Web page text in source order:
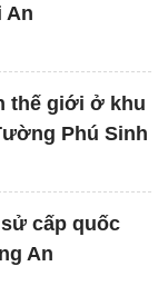
An
thế giới ở khu
Phú Sinh
cấp quốc
An